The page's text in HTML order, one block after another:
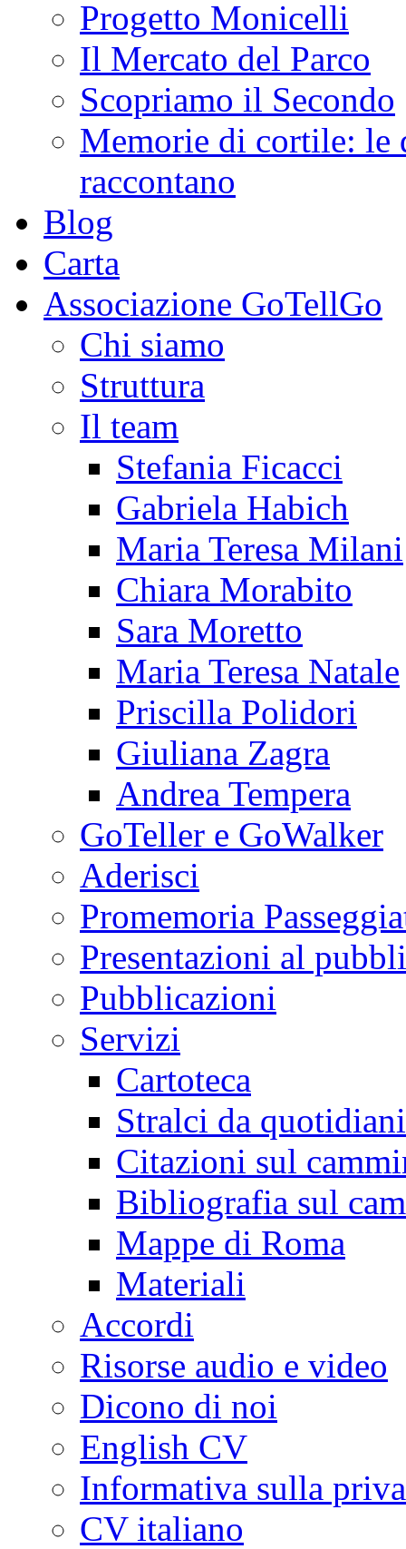
Progetto Monicelli
Il Mercato del Parco
Scopriamo il Secondo
Memorie di cortile: le
raccontano
Blog
Carta
Associazione GoTellGo
Chi siamo
Struttura
Il team
Stefania Ficacci
Gabriela Habich
Maria Teresa Milani
Chiara Morabito
Sara Moretto
Maria Teresa Natale
Priscilla Polidori
Giuliana Zagra
Andrea Tempera
GoTeller e GoWalker
Aderisci
Promemoria
Presentazioni al
Pubblicazioni
Servizi
Cartoteca
Stralci da
Citazioni sul
Bibliografia sul
Mappe di Roma
Materiali
Accordi
Risorse audio e video
Dicono di noi
English CV
Informativa sulla
CV italiano